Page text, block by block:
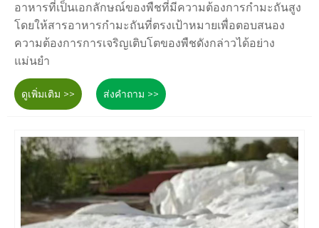
อาหารที่เป็นเอกลักษณ์ของพืชที่มีความต้องการกำมะถันสูง
โดยให้สารอาหารกำมะถันที่ตรงเป้าหมายเพื่อตอบสนอง
ความต้องการการเจริญเติบโตของพืชดังกล่าวได้อย่าง
แม่นยำ
ดูเพิ่มเติม >> ส่งคำถาม >>